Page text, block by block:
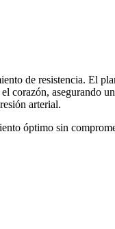
de resistencia. El
corazón,
arterial.
óptimo sin